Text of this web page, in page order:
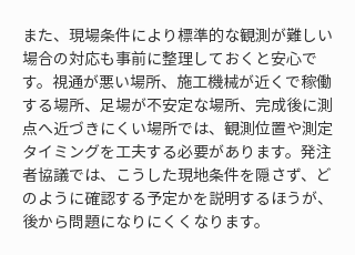
また、現場条件により標準的な観測が難しい
場合の対応も事前に整理しておくと安心で
す。視通が悪い場所、施工機械が近くで稼働
する場所、足場が不安定な場所、完成後に測
点へ近づきにくい場所では、観測位置や測定
タイミングを工夫する必要があります。発注
者協議では、こうした現地条件を隠さず、ど
のように確認する予定かを説明するほうが、
後から問題になりにくくなります。